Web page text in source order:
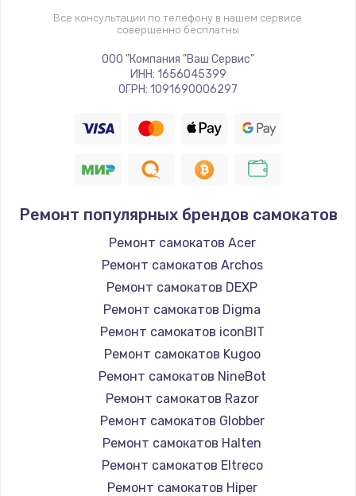
Все консультации по телефону в нашем сервисе
совершенно бесплатны
ООО "Компания "Ваш Сервис"
ИНН: 1656045399
ОГРН: 1091690006297
Ремонт популярных брендов самокатов
Ремонт самокатов Acer
Ремонт самокатов Archos
Ремонт самокатов DEXP
Ремонт самокатов Digma
Ремонт самокатов iconBIT
Ремонт самокатов Kugoo
Ремонт самокатов NineBot
Ремонт самокатов Razor
Ремонт самокатов Globber
Ремонт самокатов Halten
Ремонт самокатов Eltreco
Ремонт самокатов Hiper